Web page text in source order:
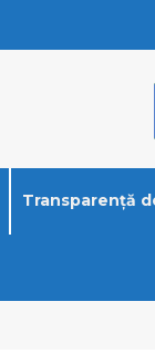
Transparență